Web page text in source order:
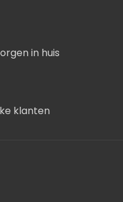
in huis
klanten